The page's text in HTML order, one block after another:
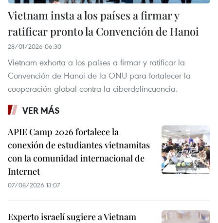
Vietnam insta a los países a firmar y
ratificar pronto la Convención de Hanoi
28/01/2026 06:30
Vietnam exhorta a los países a firmar y ratificar la
Convención de Hanoi de la ONU para fortalecer la
cooperación global contra la ciberdelincuencia.
VER MÁS
APIE Camp 2026 fortalece la
conexión de estudiantes vietnamitas
con la comunidad internacional de
Internet
07/08/2026 13:07
Experto israelí sugiere a Vietnam